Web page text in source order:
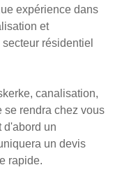
expérience dans
et
résidentiel
canalisation,
se rendra chez vous
d'abord un
un devis
rapide.